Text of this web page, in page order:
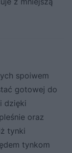
spoiwem
gotowej do
dzięki
oraz
tynki
tynkom